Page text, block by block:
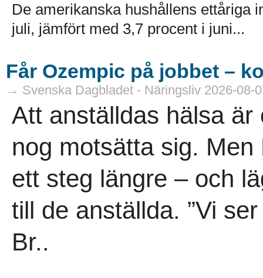
De amerikanska hushållens ettåriga
juli, jämfört med 3,7 procent i juni...
Får Ozempic på jobbet –
→ Svenska Dagbladet - Näringsliv 2026-08-
Att anställdas hälsa
nog motsätta sig.
ett steg längre – och
till de anställda. ”Vi
Br..